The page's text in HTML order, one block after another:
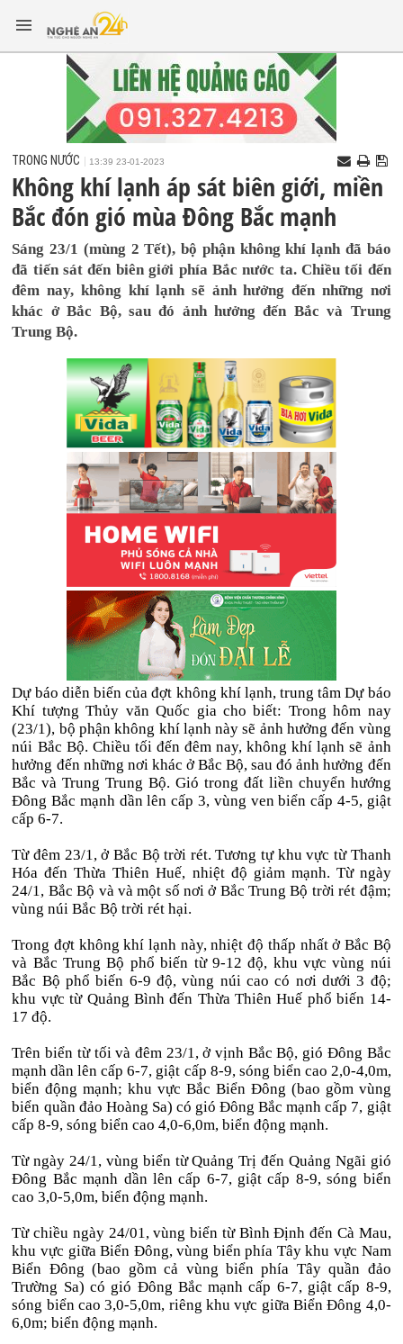
TRONG NƯỚC 13:39 23-01-2023
Không khí lạnh áp sát biên giới, miền
Bắc đón gió mùa Đông Bắc mạnh
Sáng 23/1 (mùng 2 Tết), bộ phận không khí lạnh đã báo
đã tiến sát đến biên giới phía Bắc nước ta. Chiều tối đến
đêm nay, không khí lạnh sẽ ảnh hưởng đến những nơi
khác ở Bắc Bộ, sau đó ảnh hưởng đến Bắc và Trung
Trung Bộ.
Dự báo diễn biến của đợt không khí lạnh, trung tâm Dự báo
Khí tượng Thủy văn Quốc gia cho biết: Trong hôm nay
(23/1), bộ phận không khí lạnh này sẽ ảnh hưởng đến vùng
núi Bắc Bộ. Chiều tối đến đêm nay, không khí lạnh sẽ ảnh
hưởng đến những nơi khác ở Bắc Bộ, sau đó ảnh hưởng đến
Bắc và Trung Trung Bộ. Gió trong đất liền chuyển hướng
Đông Bắc mạnh dần lên cấp 3, vùng ven biển cấp 4-5, giật
cấp 6-7.
Từ đêm 23/1, ở Bắc Bộ trời rét. Tương tự khu vực từ Thanh
Hóa đến Thừa Thiên Huế, nhiệt độ giảm mạnh. Từ ngày
24/1, Bắc Bộ và và một số nơi ở Bắc Trung Bộ trời rét đậm;
vùng núi Bắc Bộ trời rét hại.
Trong đợt không khí lạnh này, nhiệt độ thấp nhất ở Bắc Bộ
và Bắc Trung Bộ phổ biến từ 9-12 độ, khu vực vùng núi
Bắc Bộ phổ biến 6-9 độ, vùng núi cao có nơi dưới 3 độ;
khu vực từ Quảng Bình đến Thừa Thiên Huế phổ biến 14-
17 độ.
Trên biển từ tối và đêm 23/1, ở vịnh Bắc Bộ, gió Đông Bắc
mạnh dần lên cấp 6-7, giật cấp 8-9, sóng biển cao 2,0-4,0m,
biển động mạnh; khu vực Bắc Biển Đông (bao gồm vùng
biển quần đảo Hoàng Sa) có gió Đông Bắc mạnh cấp 7, giật
cấp 8-9, sóng biển cao 4,0-6,0m, biển động mạnh.
Từ ngày 24/1, vùng biển từ Quảng Trị đến Quảng Ngãi gió
Đông Bắc mạnh dần lên cấp 6-7, giật cấp 8-9, sóng biển
cao 3,0-5,0m, biển động mạnh.
Từ chiều ngày 24/01, vùng biển từ Bình Định đến Cà Mau,
khu vực giữa Biển Đông, vùng biển phía Tây khu vực Nam
Biển Đông (bao gồm cả vùng biển phía Tây quần đảo
Trường Sa) có gió Đông Bắc mạnh cấp 6-7, giật cấp 8-9,
sóng biển cao 3,0-5,0m, riêng khu vực giữa Biển Đông 4,0-
6,0m; biển động mạnh.